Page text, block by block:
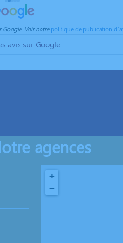
Google. Voir notrepolitique de publication
avis sur Google
agences
+
−